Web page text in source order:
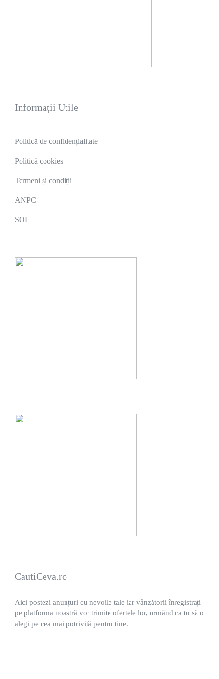
Informații Utile
Politică de confidențialitate
Politică cookies
Termeni și condiții
ANPC
SOL
CautiCeva.ro
Aici postezi anunțuri cu nevoile tale iar vânzătorii înregistrați
pe platforma noastră vor trimite ofertele lor, urmând ca tu să o
alegi pe cea mai potrivită pentru tine.